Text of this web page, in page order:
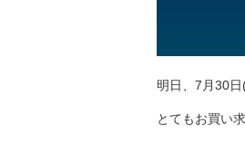
明日、7月30
とてもお買い